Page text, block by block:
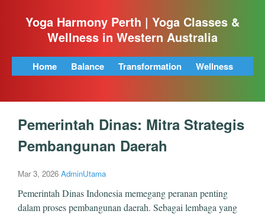
Yoga Harmony Perth | Yoga Classes &
Wellness in Western Australia
Home Balance Transformation Wellness
Pemerintah Dinas: Mitra Strategis
Pembangunan Daerah
Mar 3, 2026 AdminUtama
Pemerintah Dinas Indonesia memegang peranan penting
dalam proses pembangunan daerah. Sebagai lembaga yang